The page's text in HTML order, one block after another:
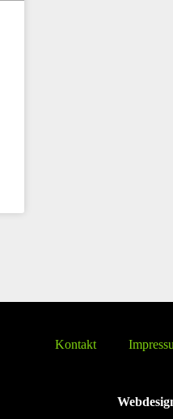
Kontakt